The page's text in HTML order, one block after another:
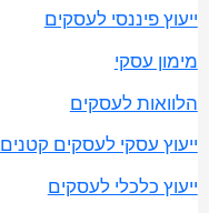
ייעוץ פיננסי לעסקים
מימון עסקי
הלוואות לעסקים
ייעוץ עסקי לעסקים קטנים
ייעוץ כלכלי לעסקים